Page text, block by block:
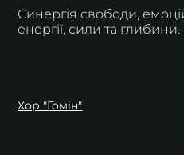
Синергія свободи,
енергії, сили та глибини.
Хор "Гомін"